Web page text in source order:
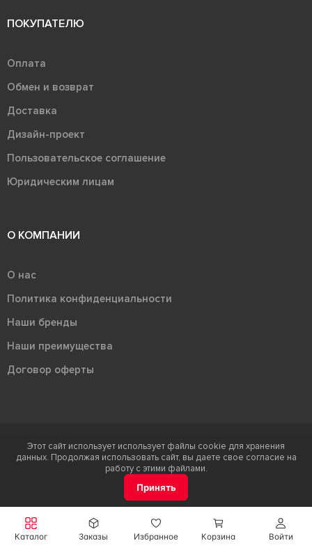
Войти
Каталог Заказы Избранное Корзина
ПОКУПАТЕЛЮ
Оплата
Обмен и возврат
Доставка
Дизайн-проект
Пользовательское соглашение
Юридическим лицам
О КОМПАНИИ
О нас
Политика конфиденциальности
Наши бренды
Наши преимущества
Договор оферты
Терра - территория керамики 2026
Ⓒ Правообладателем товарного знака "Терра" является ООО "Атлас-
Этот сайт использует использует файлы cookie для хранения
данных. Продолжая использовать сайт, вы даете свое согласие на
работу с этими файлами.
Принять